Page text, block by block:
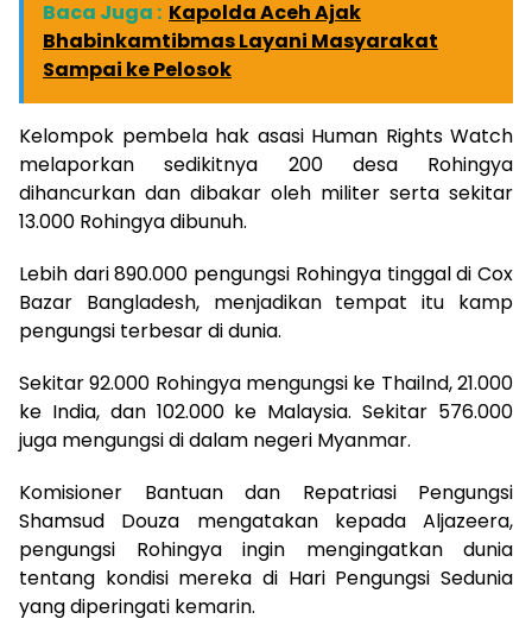
Baca Juga : Kapolda Aceh Ajak
Bhabinkamtibmas Layani Masyarakat
Sampai ke Pelosok
Kelompok pembela hak asasi Human Rights Watch
melaporkan sedikitnya 200 desa Rohingya
dihancurkan dan dibakar oleh militer serta sekitar
13.000 Rohingya dibunuh.
Lebih dari 890.000 pengungsi Rohingya tinggal di Cox
Bazar Bangladesh, menjadikan tempat itu kamp
pengungsi terbesar di dunia.
Sekitar 92.000 Rohingya mengungsi ke Thailnd, 21.000
ke India, dan 102.000 ke Malaysia. Sekitar 576.000
juga mengungsi di dalam negeri Myanmar.
Komisioner Bantuan dan Repatriasi Pengungsi
Shamsud Douza mengatakan kepada Aljazeera,
pengungsi Rohingya ingin mengingatkan dunia
tentang kondisi mereka di Hari Pengungsi Sedunia
yang diperingati kemarin.